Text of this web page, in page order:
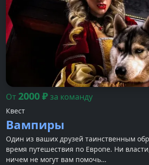
От 2000₽за команду
Квест
Вампиры
Один из ваших друзей таинственным
время путешествия по Европе. Ни
ничем не могут вам помочь…